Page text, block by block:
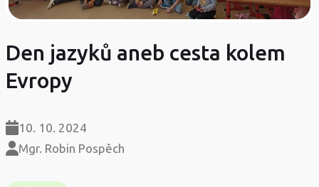
Den jazyků aneb cesta kolem
Evropy
10. 10. 2024
Mgr. Robin Pospěch